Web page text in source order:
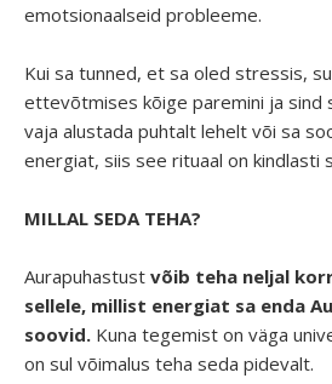
emotsionaalseid probleeme.
Kui sa tunned, et sa oled stressis,
ettevõtmises kõige paremini ja sind
vaja alustada puhtalt lehelt või sa
energiat, siis see rituaal on kindlasti
MILLAL SEDA TEHA?
Aurapuhastust võib teha neljal
sellele, millist energiat sa enda
soovid. Kuna tegemist on väga
on sul võimalus teha seda pidevalt.